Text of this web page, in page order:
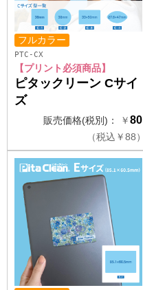
フルカラー
PTC-CX
【プリント必須商品】
ピタックリーン Cサイ
ズ
販売価格(税別)： ￥80
（税込 ￥88）